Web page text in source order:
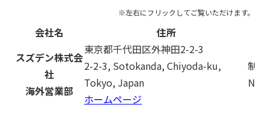
会社名
住所
スズデン株式会
社
海外営業部
東京都千代田区外神田2-2-3
2-2-3, Sotokanda, Chiyoda-ku,
Tokyo, Japan
ホームページ
制
No